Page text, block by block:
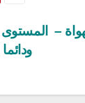
– المستوى